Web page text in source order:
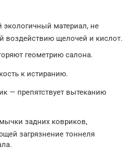
экологичный материал, не
воздействию щелочей и кислот.
геометрию салона.
к истиранию.
— препятствует вытеканию
задних ковриков,
загрязнение тоннеля